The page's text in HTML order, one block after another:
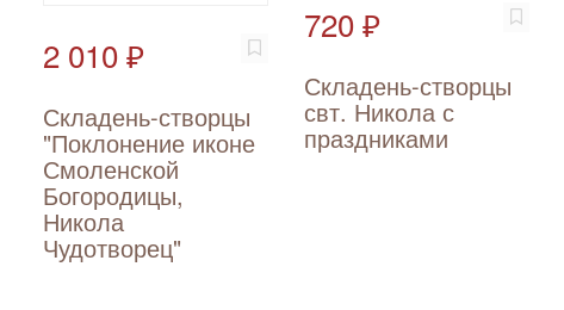
2 010 ₽
Складень-створцы
"Поклонение иконе
Смоленской
Богородицы,
Никола
Чудотворец"
720 ₽
Складень-створцы
свт. Никола с
праздниками